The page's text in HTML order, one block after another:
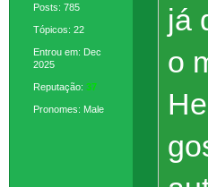
Posts: 785
Tópicos: 22
Entrou em: Dec
2025
Reputação: 37
Pronomes: Male
já
o